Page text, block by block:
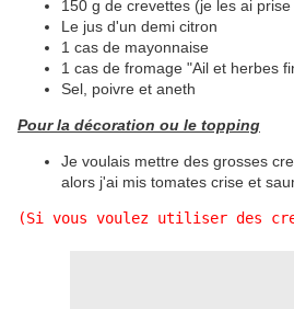
150 g de crevettes (je les ai
Le jus d'un demi citron
1 cas de mayonnaise
1 cas de fromage "Ail et herbes
Sel, poivre et aneth
Pour la décoration ou le topping
Je voulais mettre des grosses
alors j'ai mis tomates crise et
(Si vous voulez utiliser des